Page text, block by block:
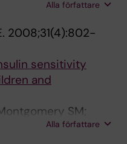
J; Ekelund U
Alla författare
2008;31(4):802-
sensitivity
and
SM;
Alla författare